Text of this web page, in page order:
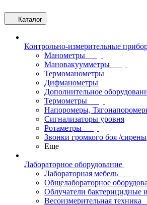
Каталог
Контрольно-измерительные
Манометры
Мановакуумметры
Термоманометры
Дифманометры
Дополнительное
Термометры
Напоромеры,
Сигнализаторы уровня
Ротаметры
Звонки громкого боя /сирены
Еще
Лабораторное оборудование
Лабораторная мебель
Общелабораторное
Облучатели бактерицидные
Весоизмерительная техника